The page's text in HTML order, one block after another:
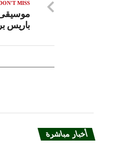
MISS
باريس
أخبار مباشرة